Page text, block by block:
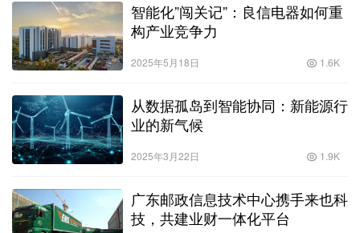
智能化”闯关记”：良信电器如何重
构产业竞争力
2025年5月18日 1.6K
从数据孤岛到智能协同：新能源行
业的新气候
2025年3月22日 1.9K
广东邮政信息技术中心携手来也科
技，共建业财一体化平台